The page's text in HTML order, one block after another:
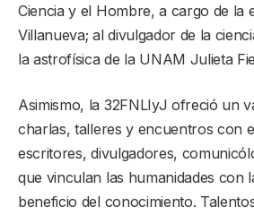
Ciencia y el Hombre, a cargo de la
Villanueva; al divulgador de la
la astrofísica de la UNAM Julieta
Asimismo, la 32FNLIyJ ofreció un
charlas, talleres y encuentros con
escritores, divulgadores,
que vinculan las humanidades con
beneficio del conocimiento.